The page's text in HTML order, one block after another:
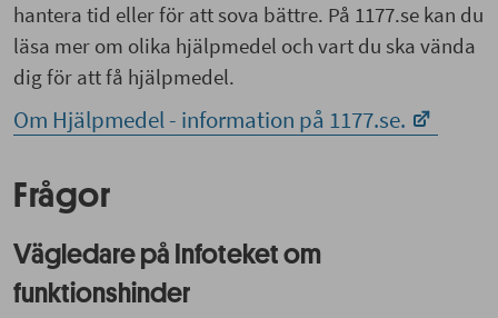
hantera tid eller för att sova bättre. På 1177.se kan du
läsa mer om olika hjälpmedel och vart du ska vända
dig för att få hjälpmedel.
Om Hjälpmedel - information på 1177.se.
Frågor
Vägledare på Infoteket om
funktionshinder